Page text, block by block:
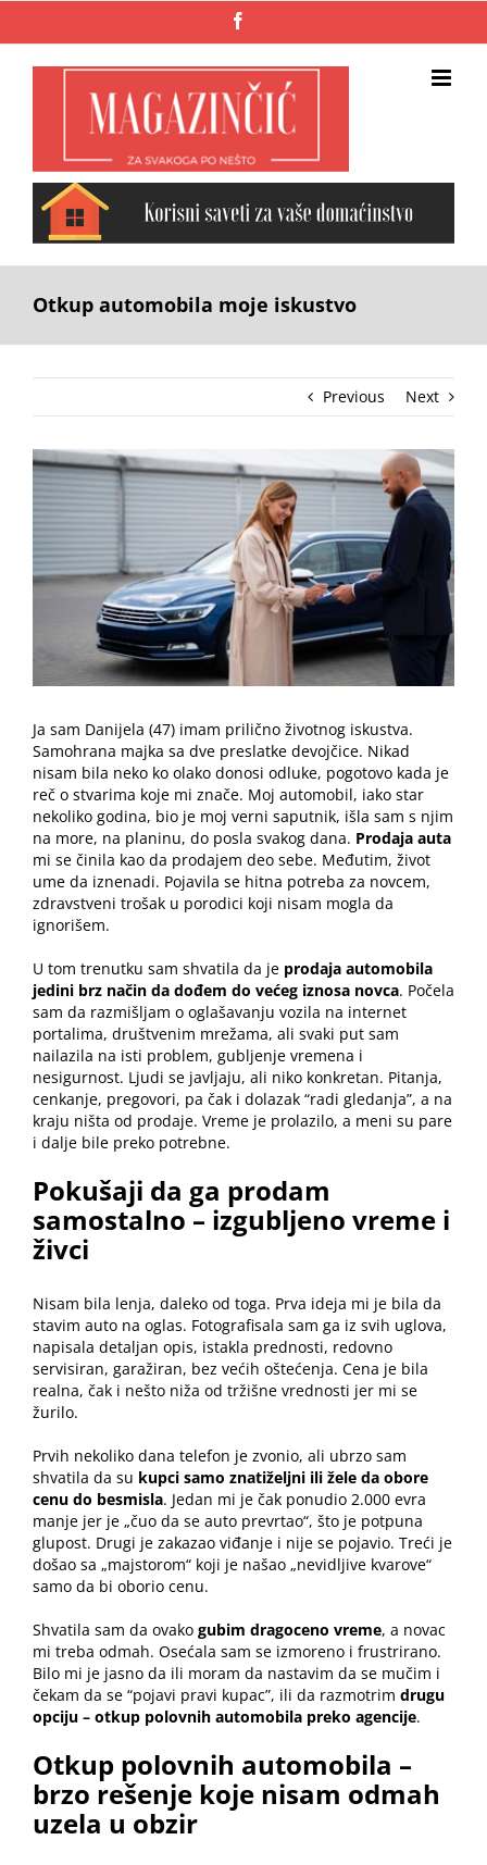
Otkup automobila moje iskustvo
Previous Next
View
Larger
Image
Ja sam Danijela (47) imam prilično životnog iskustva.
Samohrana majka sa dve preslatke devojčice. Nikad
nisam bila neko ko olako donosi odluke, pogotovo kada je
reč o stvarima koje mi znače. Moj automobil, iako star
nekoliko godina, bio je moj verni saputnik, išla sam s njim
na more, na planinu, do posla svakog dana. Prodaja auta
mi se činila kao da prodajem deo sebe. Međutim, život
ume da iznenadi. Pojavila se hitna potreba za novcem,
zdravstveni trošak u porodici koji nisam mogla da
ignorišem.
U tom trenutku sam shvatila da je prodaja automobila
jedini brz način da dođem do većeg iznosa novca. Počela
sam da razmišljam o oglašavanju vozila na internet
portalima, društvenim mrežama, ali svaki put sam
nailazila na isti problem, gubljenje vremena i
nesigurnost. Ljudi se javljaju, ali niko konkretan. Pitanja,
cenkanje, pregovori, pa čak i dolazak “radi gledanja”, a na
kraju ništa od prodaje. Vreme je prolazilo, a meni su pare
i dalje bile preko potrebne.
Pokušaji da ga prodam
samostalno – izgubljeno vreme i
živci
Nisam bila lenja, daleko od toga. Prva ideja mi je bila da
stavim auto na oglas. Fotografisala sam ga iz svih uglova,
napisala detaljan opis, istakla prednosti, redovno
servisiran, garažiran, bez većih oštećenja. Cena je bila
realna, čak i nešto niža od tržišne vrednosti jer mi se
žurilo.
Prvih nekoliko dana telefon je zvonio, ali ubrzo sam
shvatila da su kupci samo znatiželjni ili žele da obore
cenu do besmisla. Jedan mi je čak ponudio 2.000 evra
manje jer je „čuo da se auto prevrtao“, što je potpuna
glupost. Drugi je zakazao viđanje i nije se pojavio. Treći je
došao sa „majstorom“ koji je našao „nevidljive kvarove“
samo da bi oborio cenu.
Shvatila sam da ovako gubim dragoceno vreme, a novac
mi treba odmah. Osećala sam se izmoreno i frustrirano.
Bilo mi je jasno da ili moram da nastavim da se mučim i
čekam da se “pojavi pravi kupac”, ili da razmotrim drugu
opciju – otkup polovnih automobila preko agencije.
Otkup polovnih automobila –
brzo rešenje koje nisam odmah
uzela u obzir